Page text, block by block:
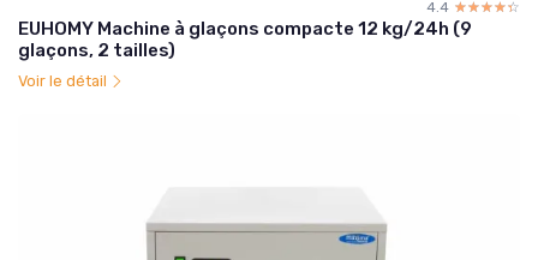
4.4 ☆☆☆☆☆
★★★★★
EUHOMY Machine à glaçons compacte 12 kg/24h (9
glaçons, 2 tailles)
Voir le détail